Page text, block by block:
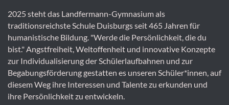
2025 steht das Landfermann-Gymnasium als
traditionsreichste Schule Duisburgs seit 465 Jahren für
humanistische Bildung. "Werde die Persönlichkeit, die du
bist." Angstfreiheit, Weltoffenheit und innovative Konzepte
zur Individualisierung der Schülerlaufbahnen und zur
Begabungsförderung gestatten es unseren Schüler*innen, auf
diesem Weg ihre Interessen und Talente zu erkunden und
ihre Persönlichkeit zu entwickeln.